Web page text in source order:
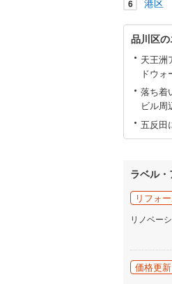
6
品
川
区
情
報
品川区
天王洲
ドウォ
落ち着
ビル周
五反田
ラベル
リフォ
リノベー
価格更新